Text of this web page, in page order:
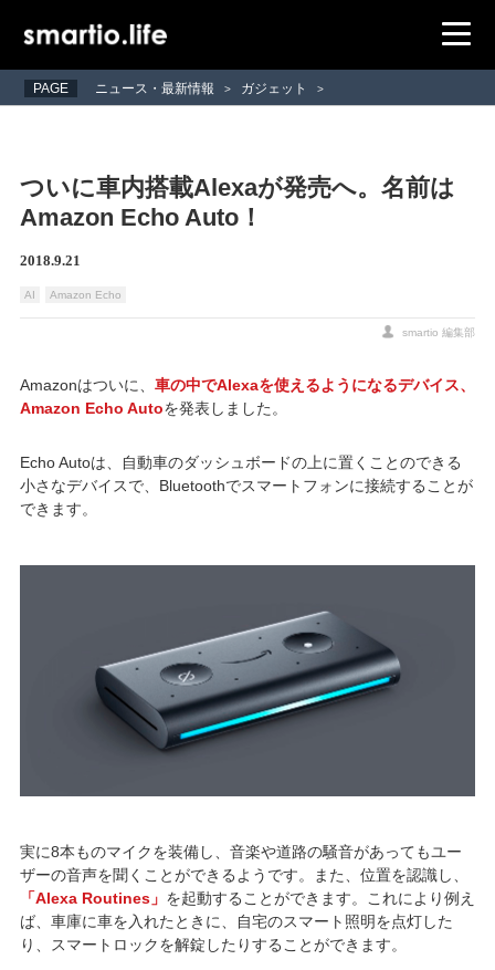
PAGE ニュース・最新情報 > ガジェット >
ついに車内搭載Alexaが発売へ。名前は
Amazon Echo Auto！
2018.9.21
AI Amazon Echo
smartio 編集部
Amazonはついに、 車の中でAlexaを使えるようになるデバイス、
Amazon Echo Autoを発表しました。
Echo Autoは、自動車のダッシュボードの上に置くことのできる
小さなデバイスで、Bluetoothでスマートフォンに接続することが
できます。
実に8本ものマイクを装備し、音楽や道路の騒音があってもユー
ザーの音声を聞くことができるようです。また、位置を認識し、
「Alexa Routines」 を起動することができます。これにより例え
ば、車庫に車を入れたときに、自宅のスマート照明を点灯した
り、スマートロックを解錠したりすることができます。